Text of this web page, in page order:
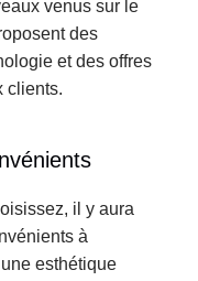
venus sur le
des
et des offres
clients.
il y aura
à
esthétique